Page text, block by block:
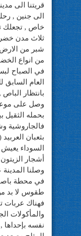
قريتنا الى
الى جنين ,
خاص , تجعلك
ثلاث مدن
شبر من الارض
من انواع
في الصباح
العام
بانتظار
وصل على
بحمله الثقيل
فالجاروشية
بثعبان
السوداء
أشجار
وصلنا
في محطة
طقوس لا بد من
فهناك عربات
والمأكولات
نفسه بإحداها